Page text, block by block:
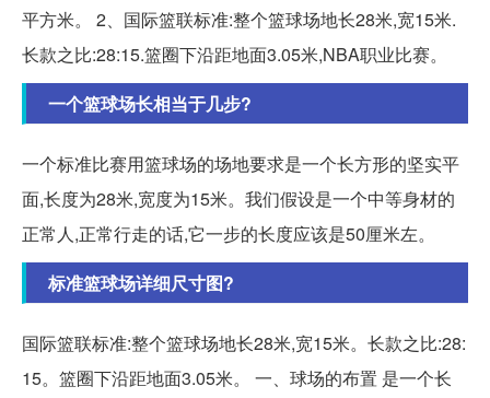
平方米。 2、国际篮联标准:整个篮球场地长28米,宽15米.
长款之比:28:15.篮圈下沿距地面3.05米,NBA职业比赛。
一个篮球场长相当于几步?
一个标准比赛用篮球场的场地要求是一个长方形的坚实平
面,长度为28米,宽度为15米。我们假设是一个中等身材的
正常人,正常行走的话,它一步的长度应该是50厘米左。
标准篮球场详细尺寸图?
国际篮联标准:整个篮球场地长28米,宽15米。长款之比:28:
15。篮圈下沿距地面3.05米。 一、球场的布置 是一个长